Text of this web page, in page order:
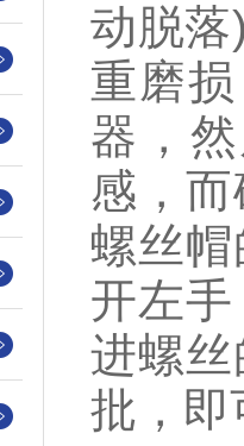
动脱
重磨
器，
感，
螺丝
开左
进螺
批，即